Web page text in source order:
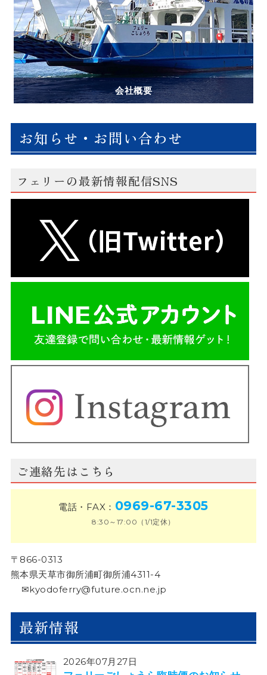
会社概要
お知らせ・お問い合わせ
フェリーの最新情報配信SNS
ご連絡先はこちら
電話・FAX： 0969-67-3305
8:30～17:00（1/1定休）
〒866-0313
熊本県天草市御所浦町御所浦4311-4
✉kyodoferry@future.ocn.ne.jp
最新情報
2026年07月27日